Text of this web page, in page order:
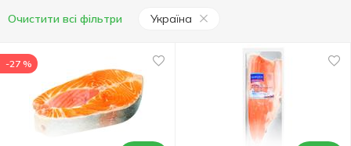
Очистити всі фільтри Україна
-27 %